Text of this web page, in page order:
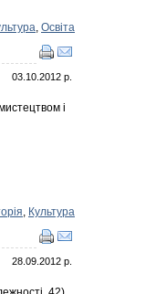
, Освіта
03.10.2012 р.
і
, Культура
28.09.2012 р.